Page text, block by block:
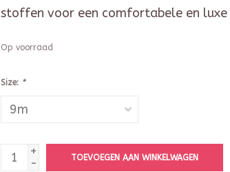
stoffen voor een comfortabele en
Op voorraad
Size: *
+
-
TOEVOEGEN AAN WINKELWAGEN